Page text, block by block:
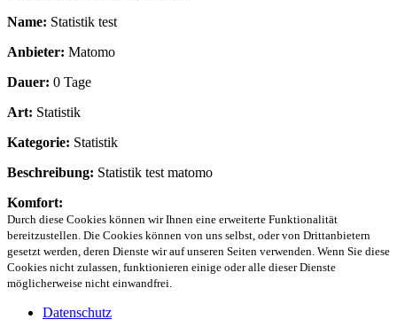
Name: Statistik test
Anbieter: Matomo
Dauer: 0 Tage
Art: Statistik
Kategorie: Statistik
Beschreibung: Statistik test matomo
Komfort:
Durch diese Cookies können wir Ihnen eine erweiterte Funktionalität
bereitzustellen. Die Cookies können von uns selbst, oder von Drittanbietern
gesetzt werden, deren Dienste wir auf unseren Seiten verwenden. Wenn Sie diese
Cookies nicht zulassen, funktionieren einige oder alle dieser Dienste
möglicherweise nicht einwandfrei.
Datenschutz